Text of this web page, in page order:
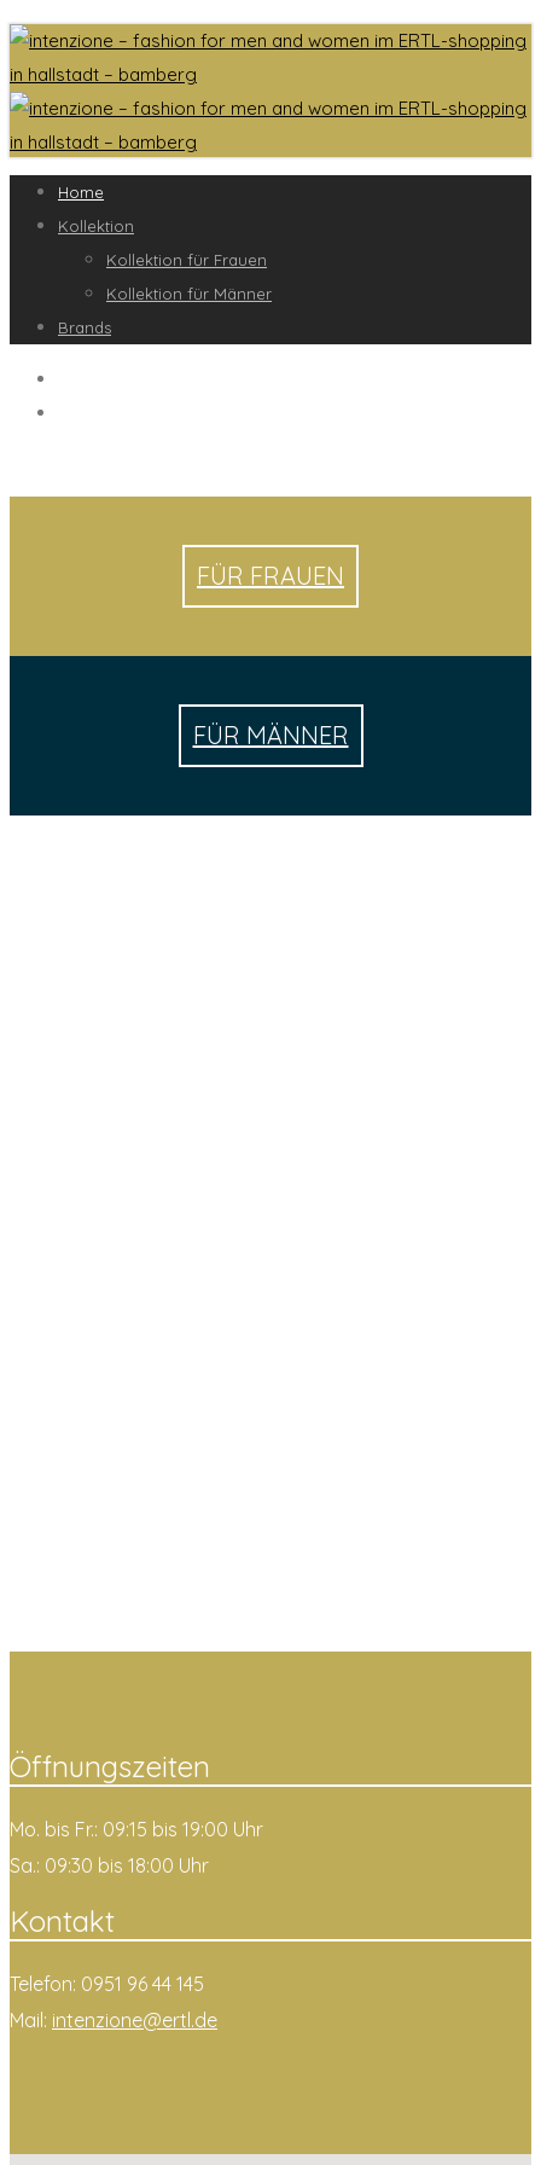
Home
Kollektion
Kollektion für Frauen
Kollektion für Männer
Brands
FÜR FRAUEN
FÜR MÄNNER
Öffnungszeiten
Mo. bis Fr.: 09:15 bis 19:00 Uhr
Sa.: 09:30 bis 18:00 Uhr
Kontakt
Telefon: 0951 96 44 145
Mail: intenzione@ertl.de